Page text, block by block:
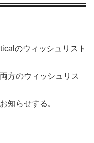
のウィッシュリスト
方のウィッシュリス
知らせする。